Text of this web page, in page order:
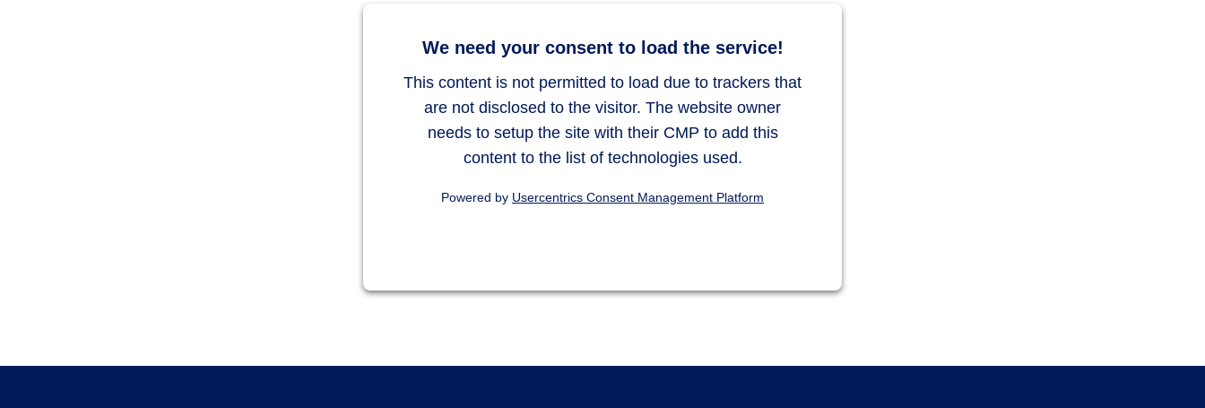
We need your consent to load the service!
This content is not permitted to load due to trackers that
are not disclosed to the visitor. The website owner
needs to setup the site with their CMP to add this
content to the list of technologies used.
Powered by Usercentrics Consent Management Platform